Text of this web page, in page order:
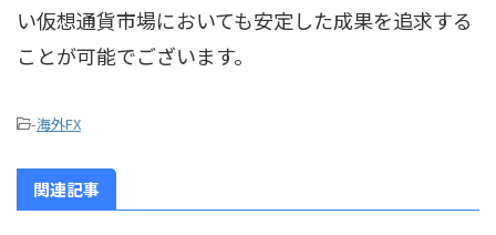
い仮想通貨市場においても安定した成果を追求する
ことが可能でございます。
-海外FX
関連記事